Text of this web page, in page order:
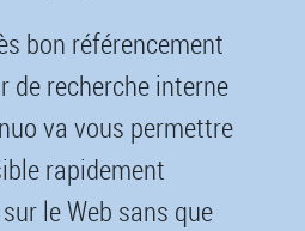
bon référencement
de recherche interne
va vous permettre
rapidement
le Web sans que